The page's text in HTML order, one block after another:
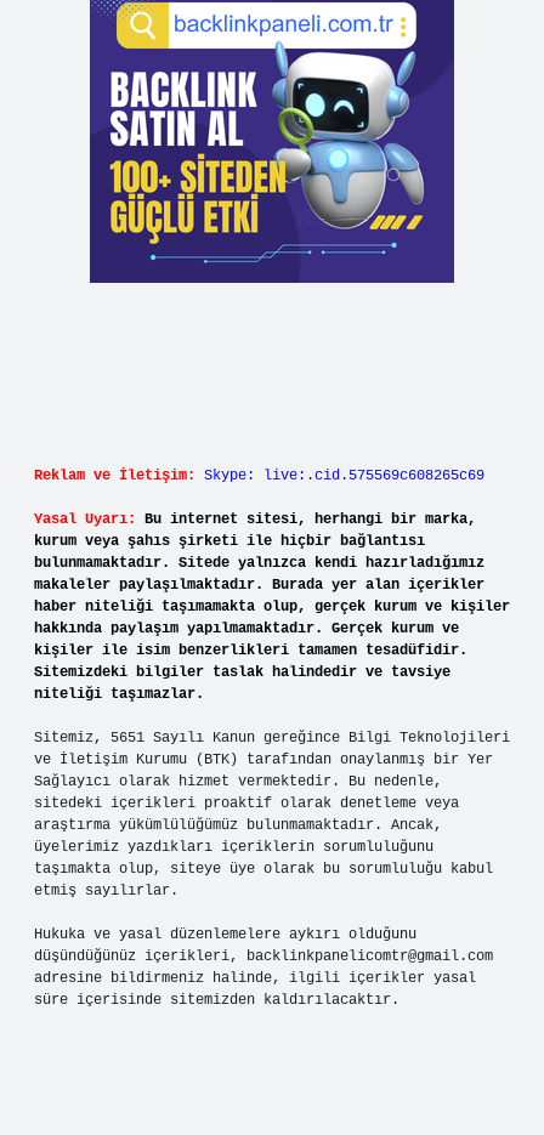
Reklam ve İletişim: Skype: live:.cid.575569c608265c69
Yasal Uyarı:
Bu internet sitesi, herhangi bir marka,
kurum veya şahıs şirketi ile hiçbir bağlantısı
bulunmamaktadır. Sitede yalnızca kendi hazırladığımız
makaleler paylaşılmaktadır. Burada yer alan içerikler
haber niteliği taşımamakta olup, gerçek kurum ve kişiler
hakkında paylaşım yapılmamaktadır. Gerçek kurum ve
kişiler ile isim benzerlikleri tamamen tesadüfidir.
Sitemizdeki bilgiler taslak halindedir ve tavsiye
niteliği taşımazlar.
Sitemiz, 5651 Sayılı Kanun gereğince Bilgi Teknolojileri
ve İletişim Kurumu (BTK) tarafından onaylanmış bir Yer
Sağlayıcı olarak hizmet vermektedir. Bu nedenle,
sitedeki içerikleri proaktif olarak denetleme veya
araştırma yükümlülüğümüz bulunmamaktadır. Ancak,
üyelerimiz yazdıkları içeriklerin sorumluluğunu
taşımakta olup, siteye üye olarak bu sorumluluğu kabul
etmiş sayılırlar.
Hukuka ve yasal düzenlemelere aykırı olduğunu
düşündüğünüz içerikleri, backlinkpanelicomtr@gmail.com
adresine bildirmeniz halinde, ilgili içerikler yasal
süre içerisinde sitemizden kaldırılacaktır.